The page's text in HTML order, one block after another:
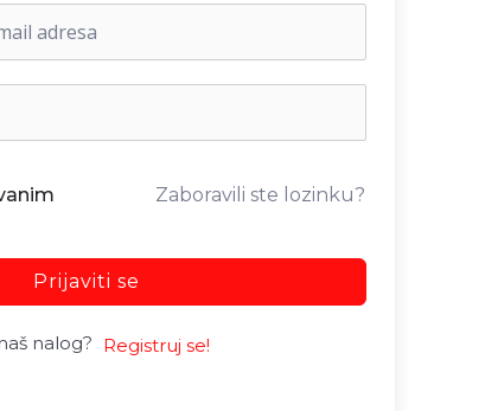
Zaboravili ste lozinku?
Prijaviti se
nalog? Registruj se!